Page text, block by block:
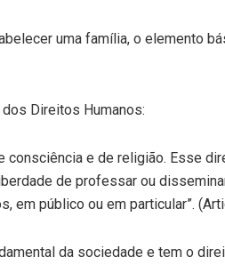
uma família, o elemento
Direitos Humanos:
consciência e de religião. Esse
de professar ou
em público ou em particular”.
da sociedade e tem o